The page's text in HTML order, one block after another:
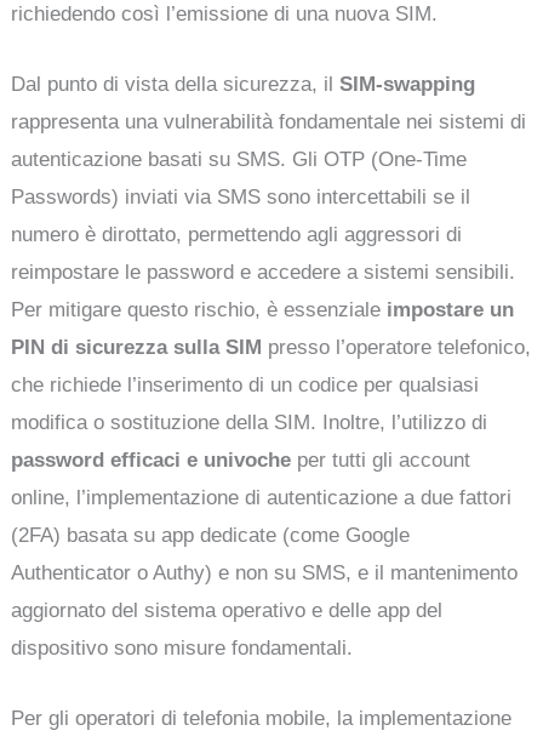
richiedendo così l’emissione di una nuova SIM.
Dal punto di vista della sicurezza, ilSIM-swapping
rappresenta una vulnerabilità fondamentale nei sistemi di
autenticazione basati su SMS. Gli OTP (One-Time
Passwords) inviati via SMS sono intercettabili se il
numero è dirottato, permettendo agli aggressori di
reimpostare le password e accedere a sistemi sensibili.
Per mitigare questo rischio, è essenziale impostare un
PIN di sicurezza sulla SIM presso l’operatore telefonico,
che richiede l’inserimento di un codice per qualsiasi
modifica o sostituzione della SIM. Inoltre, l’utilizzo di
password efficaci e univoche per tutti gli account
online, l’implementazione di autenticazione a due fattori
(2FA) basata su app dedicate (come Google
Authenticator o Authy) e non su SMS, e il mantenimento
aggiornato del sistema operativo e delle app del
dispositivo sono misure fondamentali.
Per gli operatori di telefonia mobile, la implementazione